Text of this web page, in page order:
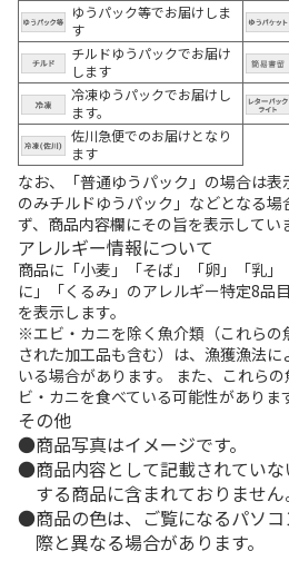
ゆうパック等でお届けしま
す
チルドゆうパックでお届け
します
冷凍ゆうパックでお届けし
ます。
佐川急便でのお届けとなり
ます
なお、「普通ゆうパック」の場合は
のみチルドゆうパック」などとなる
ず、商品内容欄にその旨を表示してい
アレルギー情報について
商品に「小麦」「そば」「卵」「乳
に」「くるみ」のアレルギー特定8品
を表示します。
※エビ・カニを除く魚介類（これらの
された加工品も含む）は、漁獲漁法
いる場合があります。 また、これら
ビ・カニを食べている可能性がありま
その他
商品写真はイメージです。
商品内容として記載されてい
する商品に含まれておりません
商品の色は、ご覧になるパソ
際と異なる場合があります。